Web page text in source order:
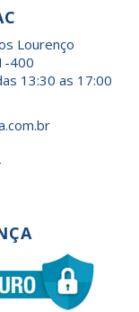
Lourenço
400
13:30 as 17:00